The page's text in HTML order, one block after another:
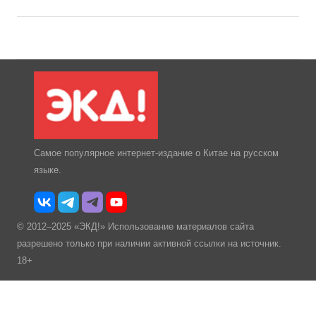
Самое популярное интернет-издание о Китае на русском
языке.
© 2012–2025 «ЭКД!» Использование материалов сайта
разрешено только при наличии активной ссылки на источник.
18+